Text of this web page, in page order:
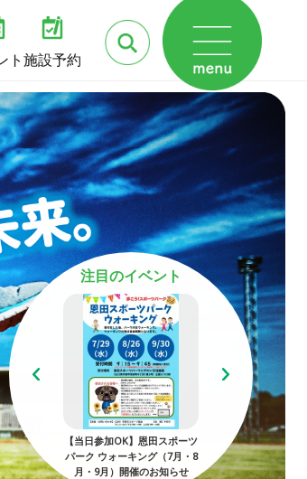
ト施設予約
注目のイベント
【当日参加OK】恩田スポーツ
パーク ウォーキング（7月・8
月・9月）開催のお知らせ